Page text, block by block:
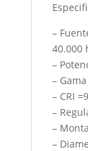
–
40.000
–
–
– CRI
–
–
–